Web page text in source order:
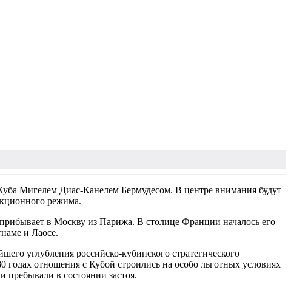
Мигелем Диас-Канелем Бермудесом. В центре внимания будут
режима.
в Москву из Парижа. В столице Франции началось его
и Лаосе.
углубления российско-кубинского стратегического
отношения с Кубой строились на особо льготных условиях
в состоянии застоя.